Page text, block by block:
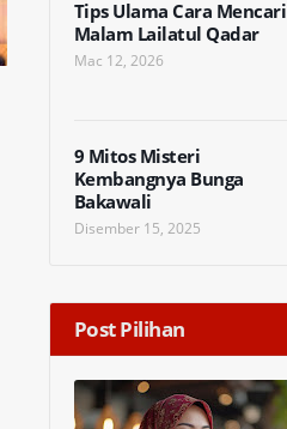
Tips Ulama Cara Mencari
Malam Lailatul Qadar
Mac 12, 2026
9 Mitos Misteri
Kembangnya Bunga
Bakawali
Disember 15, 2025
Post Pilihan